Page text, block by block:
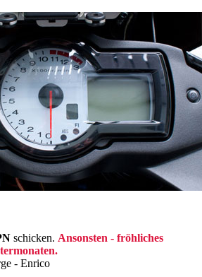
schicken. Ansonsten - fröhliches
- Enrico